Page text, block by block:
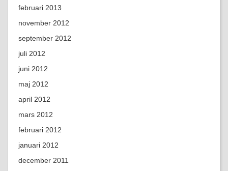
februari 2013
november 2012
september 2012
juli 2012
juni 2012
maj 2012
april 2012
mars 2012
februari 2012
januari 2012
december 2011